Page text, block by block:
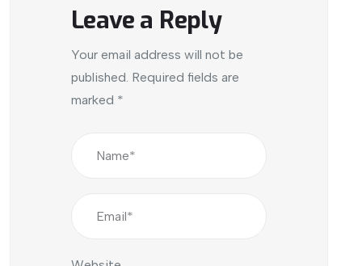
Leave a Reply
Your email address will not be
published. Required fields are
marked *